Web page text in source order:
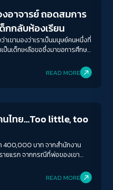
อาจารย์ ถอดสมการ
กกลับห้องเรียน
าเขามองว่าเราเป็นมนุษย์คนหนึ่งที่
ป็นเด็กเหลือขอซึ่งมาขอการศึกษา
READ MORE
ไทย…Too little, too
400,000 บาท จากสำนักงาน
ยแรก จากกรณีที่พ่อของเขา
READ MORE